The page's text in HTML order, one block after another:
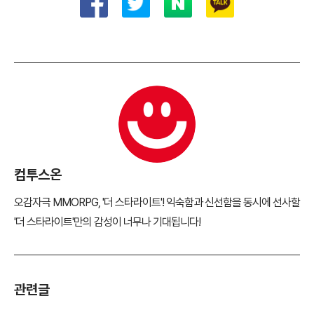
컴투스온
오감자극 MMORPG, '더 스타라이트'! 익숙함과 신선함을 동시에 선사할
'더 스타라이트'만의 감성이 너무나 기대됩니다!
관련글